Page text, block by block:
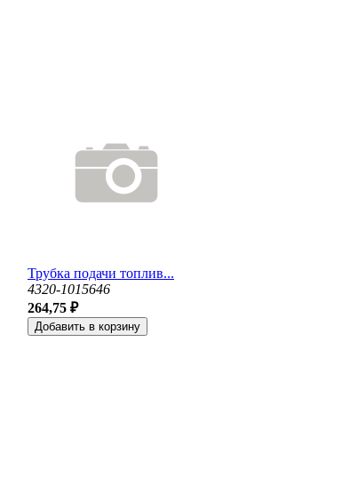
Трубка подачи топлив...
4320-1015646
264,75 ₽